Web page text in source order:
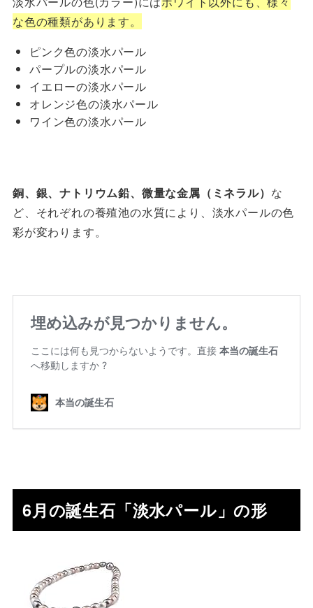
な色の種類があります。
ピンク色の淡水パール
パープルの淡水パール
イエローの淡水パール
オレンジ色の淡水パール
ワイン色の淡水パール
銅、 銀、ナトリウム鉛、 微量な金属（ミネラル） な
ど、それぞれの養殖池の水質により、淡水パールの色
彩が変わります。
6月の誕生石「淡水パール」の形